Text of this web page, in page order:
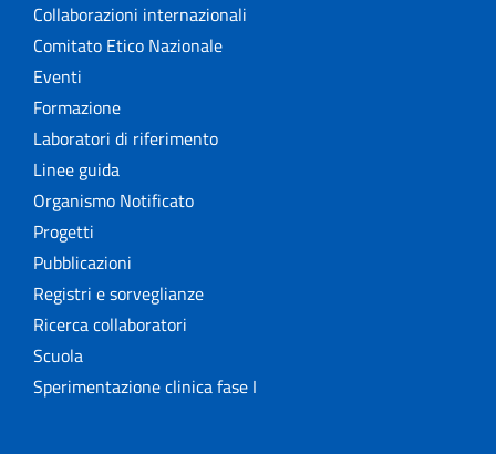
Collaborazioni internazionali
Comitato Etico Nazionale
Eventi
Formazione
Laboratori di riferimento
Linee guida
Organismo Notificato
Progetti
Pubblicazioni
Registri e sorveglianze
Ricerca collaboratori
Scuola
Sperimentazione clinica fase I